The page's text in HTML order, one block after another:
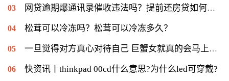
网贷逾期爆通讯录催收违法吗？提前还房贷如何计算？
松茸可以冷冻吗？松茸可以冷冻多久？
一旦觉得对方真心对待自己 巨蟹女就真的会马上想要跟对方携手一辈子？
快资讯丨thinkpad 00cd什么意思?为什么led可穿戴?